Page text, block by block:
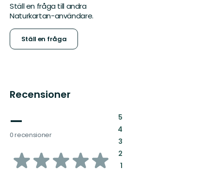
Ställ en fråga till andra
Naturkartan-användare.
Ställ en fråga
Recensioner
—
0 recensioner
av
5:
4:
3:
2:
1: